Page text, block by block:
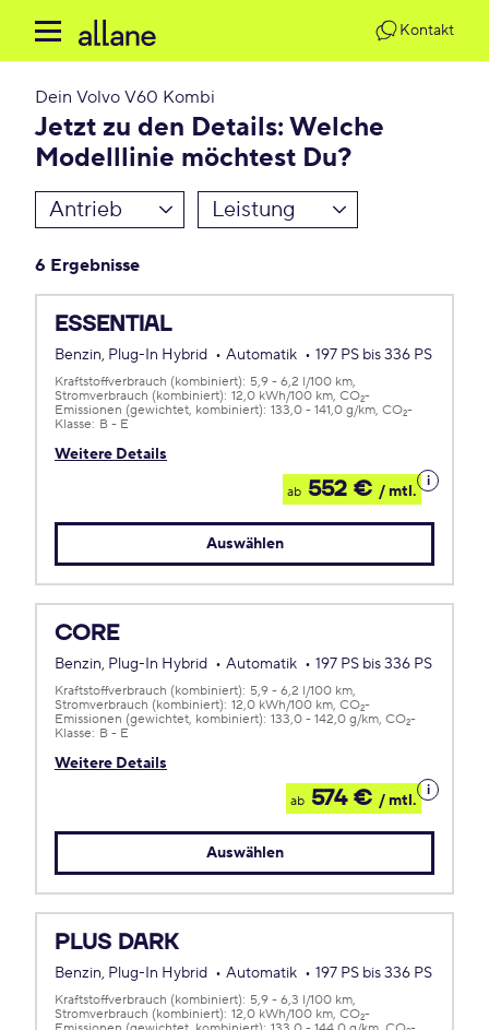
Kontakt
Dein Volvo V60 Kombi
Jetzt zu den Details: Welche
Modelllinie möchtest Du?
Antrieb Leistung
6 Ergebnisse
ESSENTIAL
Benzin, Plug-In Hybrid Automatik 197 PS bis 336 PS
Weitere Details
Kraftstoffverbrauch (kombiniert): 5,9 - 6,2 l/100 km
Stromverbrauch (kombiniert): 12,0 kWh/100 km CO2-
Emissionen (gewichtet, kombiniert): 133,0 - 141,0 g/km CO2-
Klasse: B - E
ab 552 € / mtl.
Details
zum
Auswählen
CORE
Benzin, Plug-In Hybrid Automatik 197 PS bis 336 PS
Weitere Details
Kraftstoffverbrauch (kombiniert): 5,9 - 6,2 l/100 km
Stromverbrauch (kombiniert): 12,0 kWh/100 km CO2-
Emissionen (gewichtet, kombiniert): 133,0 - 142,0 g/km CO2-
Klasse: B - E
ab 574 € / mtl.
Details
zum
Auswählen
PLUS DARK
Benzin, Plug-In Hybrid Automatik 197 PS bis 336 PS
Kraftstoffverbrauch (kombiniert): 5,9 - 6,3 l/100 km
Stromverbrauch (kombiniert): 12,0 kWh/100 km CO2-